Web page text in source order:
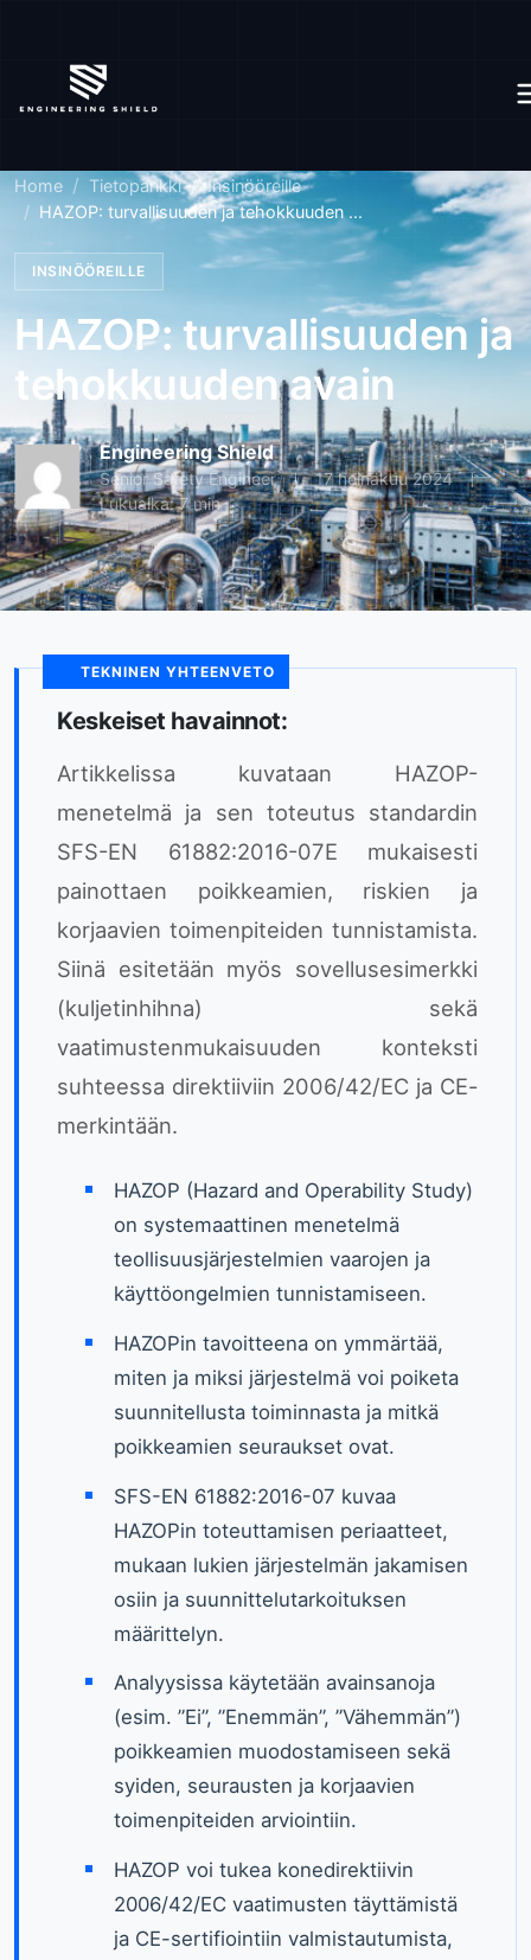
Home Tietopankki
Insinööreille
HAZOP: turvallisuuden ja tehokkuuden ...
INSINÖÖREILLE
HAZOP: turvallisuuden ja
tehokkuuden avain
Engineering Shield
Senior Safety Engineer
17 heinäkuu 2024
Lukuaika: 7 min
TEKNINEN YHTEENVETO
Keskeiset havainnot:
Artikkelissa kuvataan HAZOP-
menetelmä ja sen toteutus standardin
SFS-EN 61882:2016-07E mukaisesti
painottaen poikkeamien, riskien ja
korjaavien toimenpiteiden tunnistamista.
Siinä esitetään myös sovellusesimerkki
(kuljetinhihna) sekä
vaatimustenmukaisuuden konteksti
suhteessa direktiiviin 2006/42/EC ja CE-
merkintään.
HAZOP (Hazard and Operability Study)
on systemaattinen menetelmä
teollisuusjärjestelmien vaarojen ja
käyttöongelmien tunnistamiseen.
HAZOPin tavoitteena on ymmärtää,
miten ja miksi järjestelmä voi poiketa
suunnitellusta toiminnasta ja mitkä
poikkeamien seuraukset ovat.
SFS-EN 61882:2016-07 kuvaa
HAZOPin toteuttamisen periaatteet,
mukaan lukien järjestelmän jakamisen
osiin ja suunnittelutarkoituksen
määrittelyn.
Analyysissa käytetään avainsanoja
(esim. ”Ei”, ”Enemmän”, ”Vähemmän”)
poikkeamien muodostamiseen sekä
syiden, seurausten ja korjaavien
toimenpiteiden arviointiin.
HAZOP voi tukea konedirektiivin
2006/42/EC vaatimusten täyttämistä
ja CE-sertifiointiin valmistautumista,